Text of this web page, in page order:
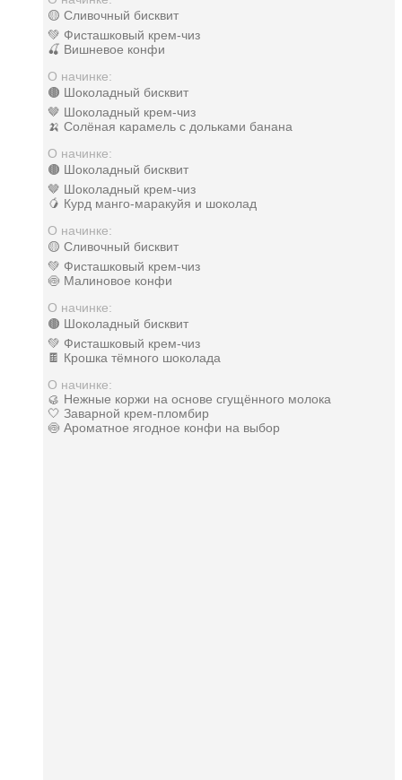
🟡 Сливочный бисквит
💚 Фисташковый крем-чиз
🍒 Вишневое конфи
О начинке:
🟤 Шоколадный бисквит
🤎 Шоколадный крем-чиз
🍌 Солёная карамель с дольками банана
О начинке:
🟤 Шоколадный бисквит
🤎 Шоколадный крем-чиз
🥭 Курд манго-маракуйя и шоколад
О начинке:
🟡 Сливочный бисквит
💚 Фисташковый крем-чиз
🍥 Малиновое конфи
О начинке:
🟤 Шоколадный бисквит
💚 Фисташковый крем-чиз
🍫 Крошка тёмного шоколада
О начинке:
🥮 Нежные коржи на основе сгущённого молока
🤍 Заварной крем-пломбир
🍥 Ароматное ягодное конфи на выбор